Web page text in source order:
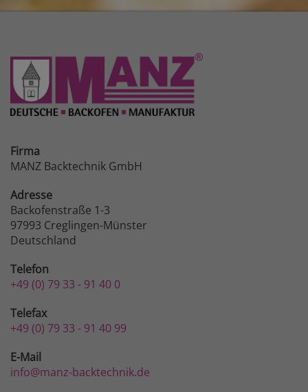
Firma
MANZ Backtechnik GmbH
Adresse
Backofenstraße 1-3
97993 Creglingen-Münster
Deutschland
Telefon
+49 (0) 79 33 - 91 40 0
Telefax
+49 (0) 79 33 - 91 40 99
E-Mail
info@manz-backtechnik.de